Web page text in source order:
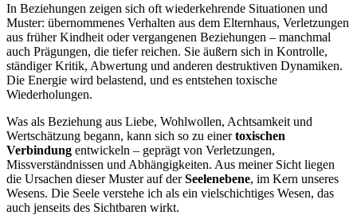
In Beziehungen zeigen sich oft wiederkehrende Situationen und
Muster: übernommenes Verhalten aus dem Elternhaus, Verletzungen
aus früher Kindheit oder vergangenen Beziehungen – manchmal
auch Prägungen, die tiefer reichen. Sie äußern sich in Kontrolle,
ständiger Kritik, Abwertung und anderen destruktiven Dynamiken.
Die Energie wird belastend, und es entstehen toxische
Wiederholungen.
Was als Beziehung aus Liebe, Wohlwollen, Achtsamkeit und
Wertschätzung begann, kann sich so zu einertoxischen
Verbindung entwickeln – geprägt von Verletzungen,
Missverständnissen und Abhängigkeiten. Aus meiner Sicht liegen
die Ursachen dieser Muster auf derSeelenebene, im Kern unseres
Wesens. Die Seele verstehe ich als ein vielschichtiges Wesen, das
auch jenseits des Sichtbaren wirkt.